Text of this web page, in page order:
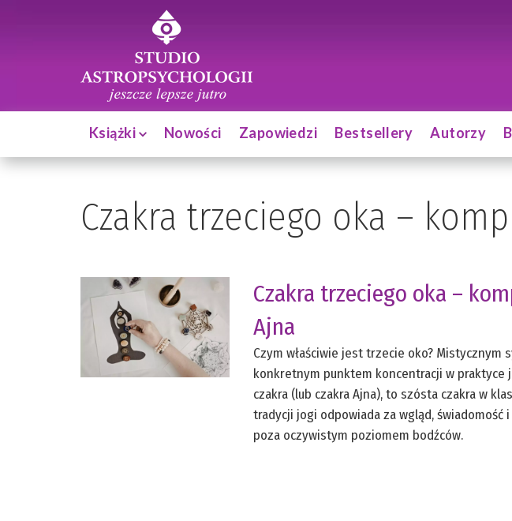
Książki Nowości Zapowiedzi Bestsellery Autorzy
Czakra trzeciego oka –
Czakra trzeciego oka –
Ajna
Czym właściwie jest trzecie oko? Mistycznym
konkretnym punktem koncentracji w praktyce
czakra (lub czakra Ajna), to szósta czakra w
tradycji jogi odpowiada za wgląd,
poza oczywistym poziomem bodźców.